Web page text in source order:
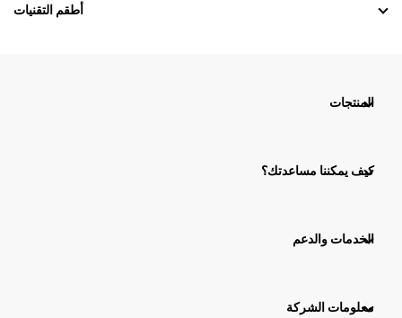
أطقم التقنيات
المنتجات
كيف يمكننا مساعدتك؟
الخدمات والدعم
معلومات الشركة